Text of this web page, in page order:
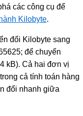
các công cụ để
Kilobyte.
đổi Kilobyte sang
để chuyển
kB). Cả hai đơn vị
cả tính toán hàng
đổi nhanh giữa